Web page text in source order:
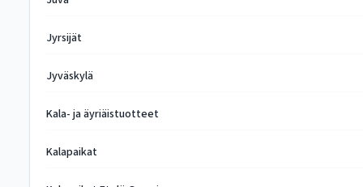
Jyrsijät
Jyväskylä
Kala- ja äyriäistuotteet
Kalapaikat